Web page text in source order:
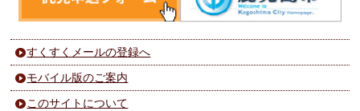
すくすくメールの登録へ
モバイル版のご案内
このサイトについて